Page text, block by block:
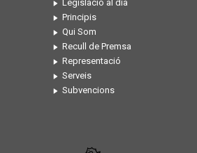
Legislació al dia
Principis
Qui Som
Recull de Premsa
Representació
Serveis
Subvencions